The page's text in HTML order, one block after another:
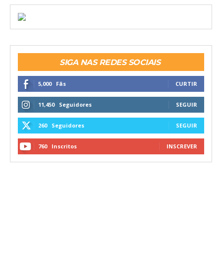
SIGA NAS REDES SOCIAIS
5,000 Fãs CURTIR
11,450 Seguidores SEGUIR
260 Seguidores SEGUIR
760 Inscritos INSCREVER